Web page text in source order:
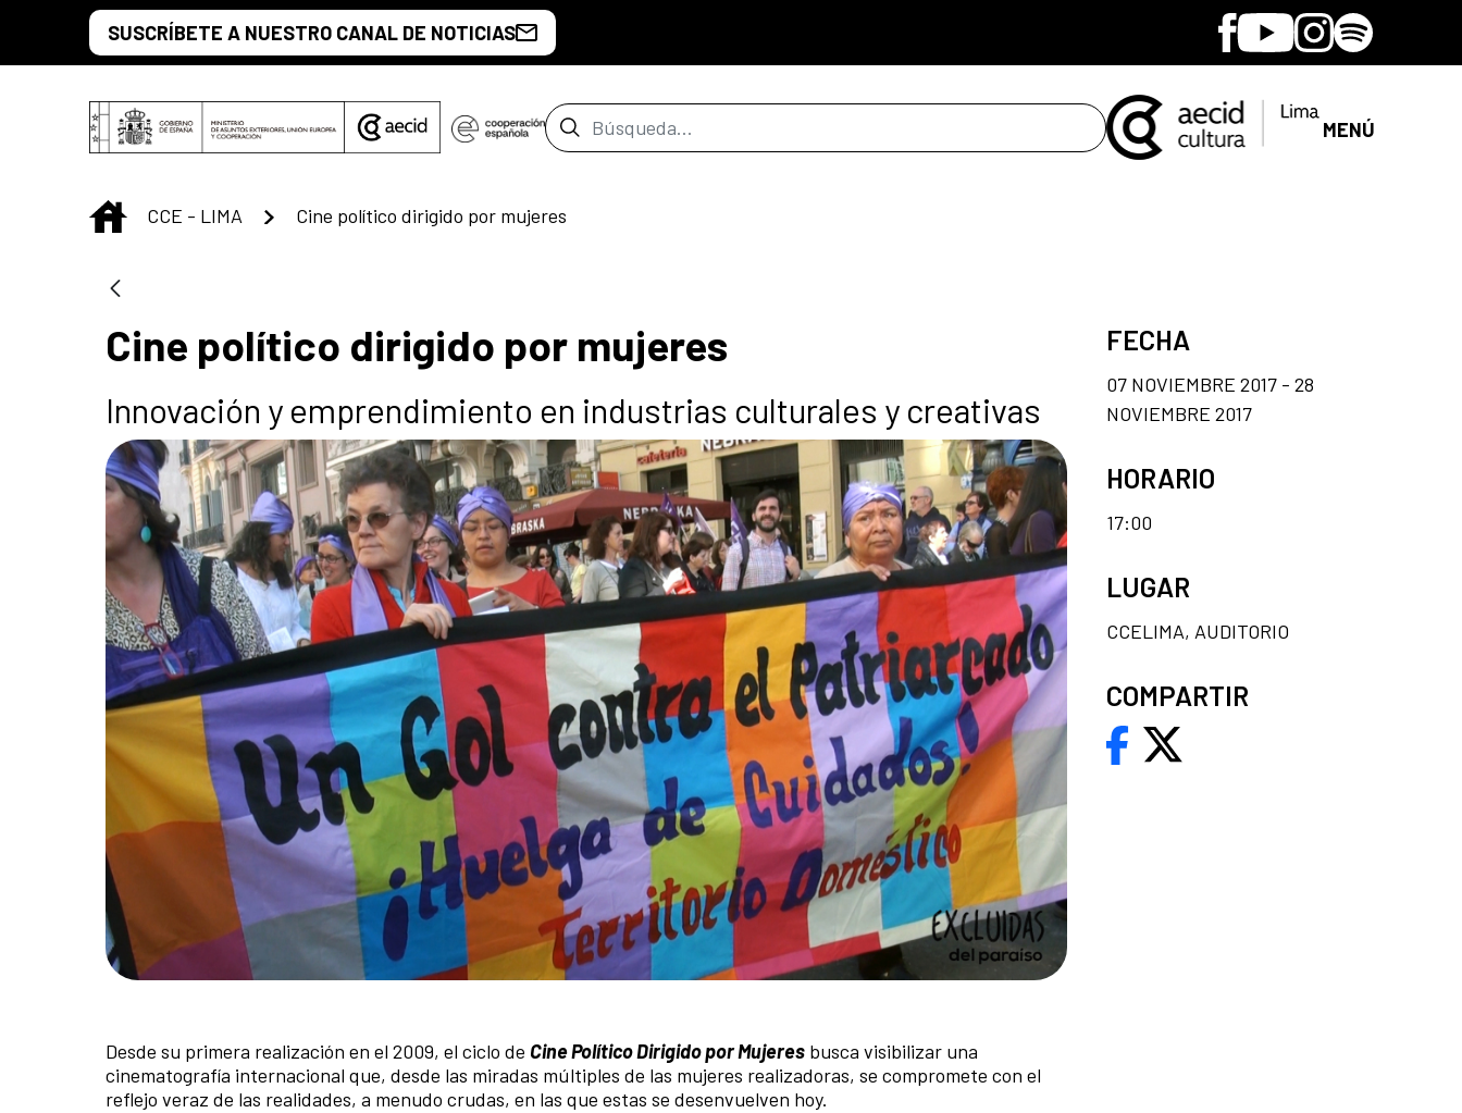
Saltar al contenido principal
SUSCRÍBETE A NUESTRO CANAL DE NOTICIAS Facebook
YoutubeInstagram
Spotify
Barra de búsqueda MENÚ
INICIO
CCE - LIMA Cine político dirigido por mujeres
Cine político dirigido por mujeres
Innovación y emprendimiento en industrias culturales y creativas
Desde su primera realización en el 2009, el ciclo de Cine Político Dirigido por Mujeres busca visibilizar una
cinematografía internacional que, desde las miradas múltiples de las mujeres realizadoras, se compromete con el
reflejo veraz de las realidades, a menudo crudas, en las que estas se desenvuelven hoy.
FECHA
07 NOVIEMBRE 2017 - 28
NOVIEMBRE 2017
HORARIO
17:00
LUGAR
CCELIMA, AUDITORIO
COMPARTIR